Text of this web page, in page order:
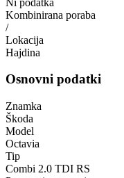
Kombinirana poraba
/
Lokacija
Hajdina
Osnovni podatki
Znamka
Škoda
Model
Octavia
Tip
Combi 2.0 TDI RS